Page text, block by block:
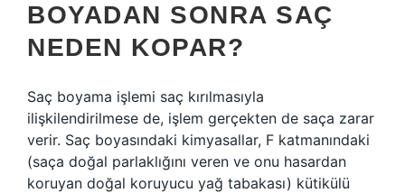
BOYADAN SONRA SAÇ
NEDEN KOPAR?
Saç boyama işlemi saç kırılmasıyla
ilişkilendirilmese de, işlem gerçekten de saça zarar
verir. Saç boyasındaki kimyasallar, F katmanındaki
(saça doğal parlaklığını veren ve onu hasardan
koruyan doğal koruyucu yağ tabakası) kütikülü